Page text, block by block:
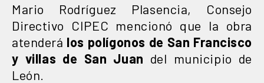
Mario Rodríguez Plasencia, Consejo
Directivo CIPEC mencionó que la obra
atenderá los polígonos de San Francisco
y villas de San Juan del municipio de
León.